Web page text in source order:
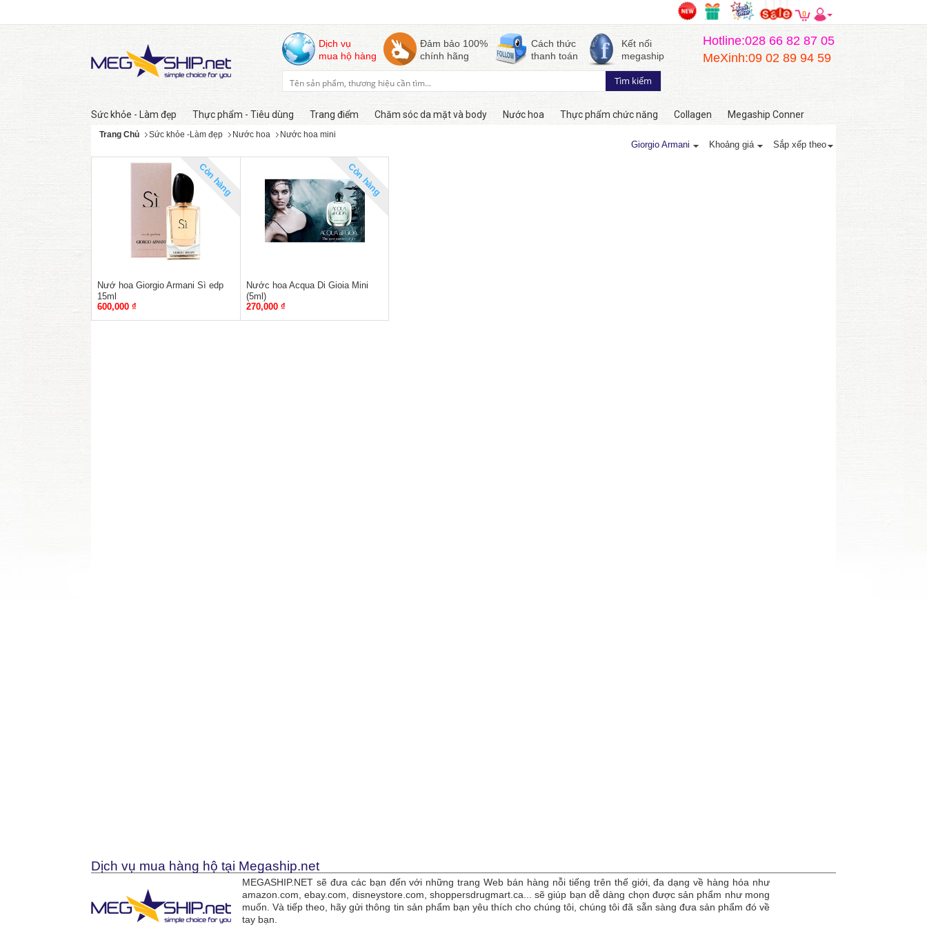
0
Dịch vụ
mua hộ hàng
Đảm bảo 100%
chính hãng
Cách thức
thanh toán
Kết nối
megaship
Hotline:028 66 82 87 05
MeXinh:09 02 89 94 59
Sức khỏe - Làm đẹp Thực phẩm - Tiêu dùng Trang điểm Chăm sóc da mặt và body Nước hoa Thực phẩm chức năng Collagen Megaship Conner
Trang Chủ Sức khỏe -Làm đẹp Nước hoa Nước hoa mini
Giorgio Armani Khoảng giá Sắp xếp theo
Còn hàng
Nướ hoa Giorgio Armani Sì edp
15ml
600,000 ₫
Còn hàng
Nước hoa Acqua Di Gioia Mini
(5ml)
270,000 ₫
Dịch vụ mua hàng hộ tại Megaship.net
MEGASHIP.NET sẽ đưa các bạn đến với những trang Web bán hàng nỗi tiếng trên thế giới, đa dạng về hàng hóa như
amazon.com, ebay.com, disneystore.com, shoppersdrugmart.ca... sẽ giúp bạn dễ dàng chọn được sản phẩm như mong
muốn. Và tiếp theo, hãy gửi thông tin sản phẩm bạn yêu thích cho chúng tôi, chúng tôi đã sẵn sàng đưa sản phẩm đó về
tay bạn.